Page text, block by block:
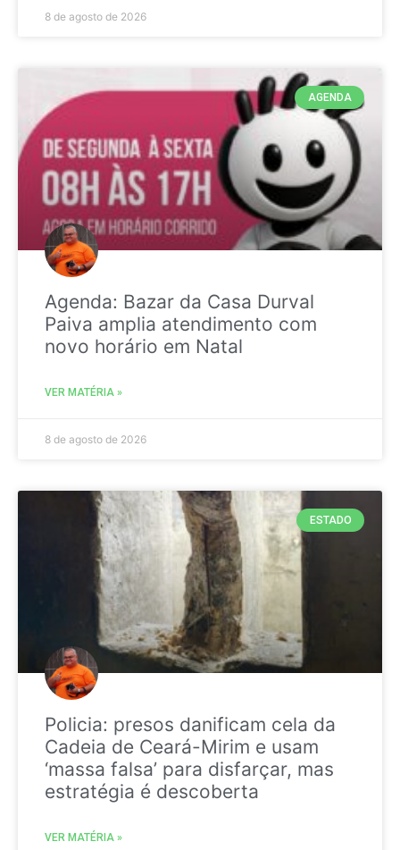
8 de agosto de 2026
AGENDA
Agenda: Bazar da Casa Durval
Paiva amplia atendimento com
novo horário em Natal
VER MATÉRIA »
8 de agosto de 2026
ESTADO
Policia: presos danificam cela da
Cadeia de Ceará-Mirim e usam
‘massa falsa’ para disfarçar, mas
estratégia é descoberta
VER MATÉRIA »